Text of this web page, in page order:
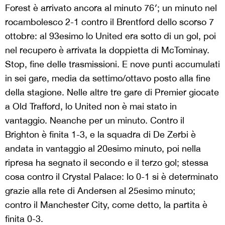
Forest è arrivato ancora al minuto 76′; un minuto nel
rocambolesco 2-1 contro il Brentford dello scorso 7
ottobre: al 93esimo lo United era sotto di un gol, poi
nel recupero è arrivata la doppietta di McTominay.
Stop, fine delle trasmissioni. E nove punti accumulati
in sei gare, media da settimo/ottavo posto alla fine
della stagione. Nelle altre tre gare di Premier giocate
a Old Trafford, lo United non è mai stato in
vantaggio. Neanche per un minuto. Contro il
Brighton è finita 1-3, e la squadra di De Zerbi è
andata in vantaggio al 20esimo minuto, poi nella
ripresa ha segnato il secondo e il terzo gol; stessa
cosa contro il Crystal Palace: lo 0-1 si è determinato
grazie alla rete di Andersen al 25esimo minuto;
contro il Manchester City, come detto, la partita è
finita 0-3.